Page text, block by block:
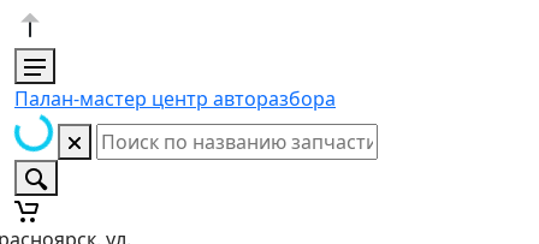
Палан-мастер центр авторазбора